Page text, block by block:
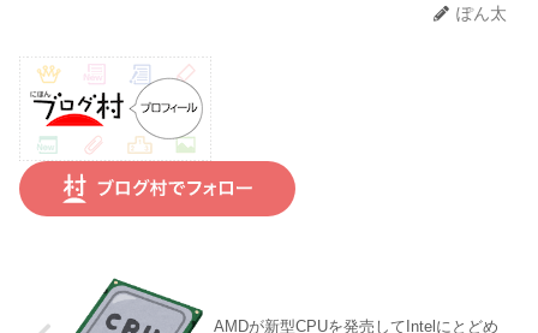
ぽん太
AMDが新型CPUを発売してIntelにとどめ